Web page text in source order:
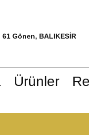
Gönen, BALIKESİR
Ürünler